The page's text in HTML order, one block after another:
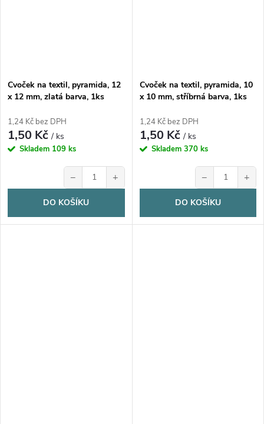
Cvoček na textil, pyramida, 12
x 12 mm, zlatá barva, 1ks
1,24 Kč bez DPH
1,50 Kč/ ks
Skladem 109 ks
− +
DO KOŠÍKU
Cvoček na textil, pyramida, 10
x 10 mm, stříbrná barva, 1ks
1,24 Kč bez DPH
1,50 Kč/ ks
Skladem 370 ks
− +
DO KOŠÍKU